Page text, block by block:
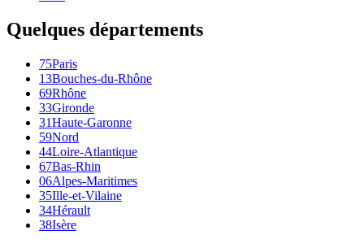
Quelques départements
75Paris
13Bouches-du-Rhône
69Rhône
33Gironde
31Haute-Garonne
59Nord
44Loire-Atlantique
67Bas-Rhin
06Alpes-Maritimes
35Ille-et-Vilaine
34Hérault
38Isère